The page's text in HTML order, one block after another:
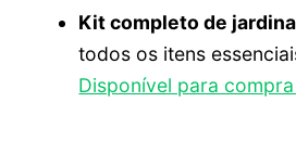
Kit completo de
todos os itens
Disponível para